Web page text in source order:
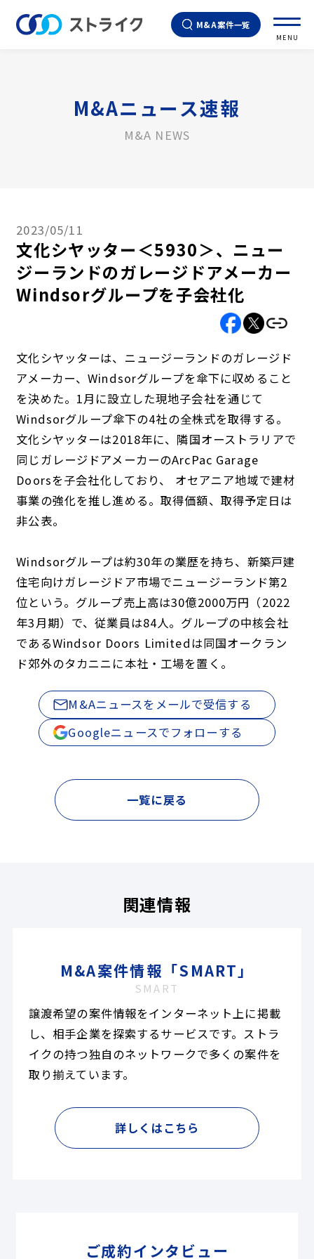
M&A案件一覧
MENU
M&Aニュース速報
M&A NEWS
2023/05/11
文化シヤッター＜5930＞、ニュー
ジーランドのガレージドアメーカー
Windsorグループを子会社化
文化シヤッターは、ニュージーランドのガレージド
アメーカー、Windsorグループを傘下に収めること
を決めた。1月に設立した現地子会社を通じて
Windsorグループ傘下の4社の全株式を取得する。
文化シヤッターは2018年に、隣国オーストラリアで
同じガレージドアメーカーのArcPac Garage
Doorsを子会社化しており、 オセアニア地域で建材
事業の強化を推し進める。取得価額、取得予定日は
非公表。
Windsorグループは約30年の業歴を持ち、新築戸建
住宅向けガレージドア市場でニュージーランド第2
位という。グループ売上高は30億2000万円（2022
年3月期）で、従業員は84人。グループの中核会社
であるWindsor Doors Limitedは同国オークラン
ド郊外のタカニニに本社・工場を置く。
M&Aニュースをメールで受信する
Googleニュースでフォローする
一覧に戻る
関連情報
M&A案件情報「SMART」
SMART
譲渡希望の案件情報をインターネット上に掲載
し、相手企業を探索するサービスです。ストラ
イクの持つ独自のネットワークで多くの案件を
取り揃えています。
詳しくはこちら
ご成約インタビュー